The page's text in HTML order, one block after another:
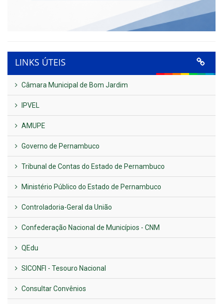
LINKS ÚTEIS
Câmara Municipal de Bom Jardim
IPVEL
AMUPE
Governo de Pernambuco
Tribunal de Contas do Estado de Pernambuco
Ministério Público do Estado de Pernambuco
Controladoria-Geral da União
Confederação Nacional de Municípios - CNM
QEdu
SICONFI - Tesouro Nacional
Consultar Convênios